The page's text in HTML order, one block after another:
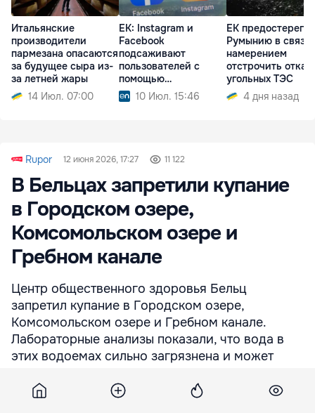
Итальянские
производители
пармезана опасаются
за будущее сыра из-
за летней жары
14 Июл. 07:00
ЕК: Instagram и
Facebook
подсаживают
пользователей с
помощью
«затягивающего»
дизайна
10 Июл. 15:46
ЕК предостерегла
Румынию в связи
намерением
отстрочить отказ
угольных ТЭС
4 дня назад
Rupor 12 июня 2026, 17:27 11 122
В Бельцах запретили купание
в Городском озере,
Комсомольском озере и
Гребном канале
Центр общественного здоровья Бельц
запретил купание в Городском озере,
Комсомольском озере и Гребном канале.
Лабораторные анализы показали, что вода в
этих водоемах сильно загрязнена и может